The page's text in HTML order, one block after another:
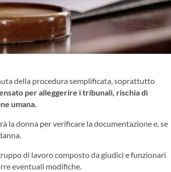
della procedura semplificata, soprattutto
per alleggerire i tribunali, rischia di
umana.
la donna per verificare la documentazione e, se
di lavoro composto da giudici e funzionari
eventuali modifiche.